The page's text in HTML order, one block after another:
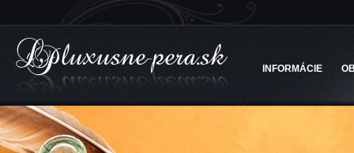
INFORMÁCIE